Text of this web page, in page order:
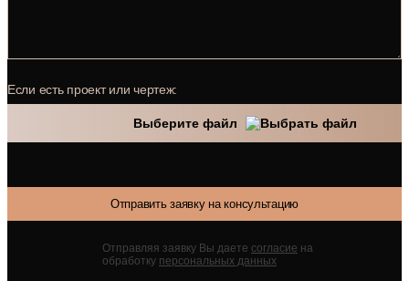
Если есть проект или чертеж:
Выберите файл
Отправить заявку на консультацию
Отправляя заявку Вы даете согласие на
обработку персональных данных